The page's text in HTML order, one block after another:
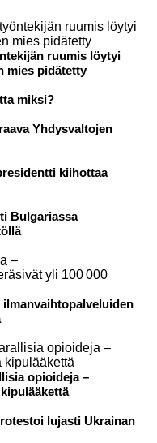
ruumis löytyi
mies pidätetty
miksi?
Yhdysvaltojen
kiihottaa
Bulgariassa
opioideja –
lujasti Ukrainan